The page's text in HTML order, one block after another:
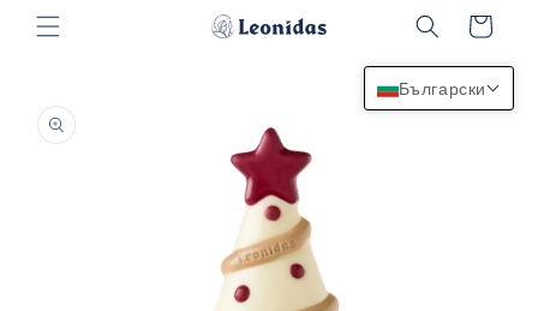
към
Количка
информацията
за продукта
Български